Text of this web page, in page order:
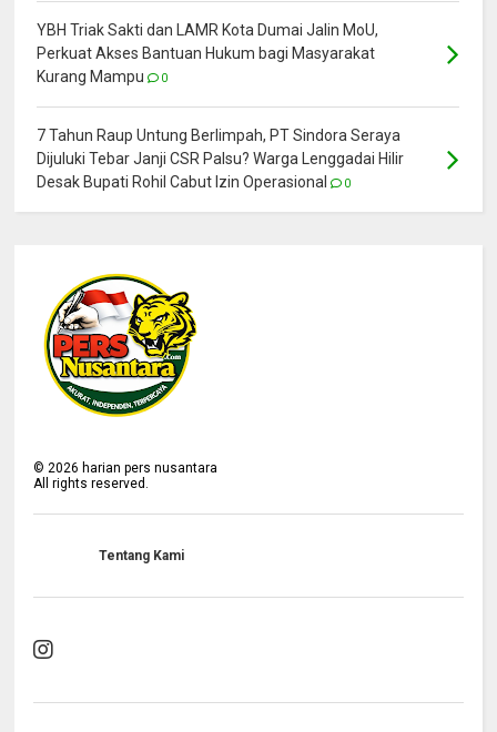
YBH Triak Sakti dan LAMR Kota Dumai Jalin MoU,
Perkuat Akses Bantuan Hukum bagi Masyarakat
Kurang Mampu
0
7 Tahun Raup Untung Berlimpah, PT Sindora Seraya
Dijuluki Tebar Janji CSR Palsu? Warga Lenggadai Hilir
Desak Bupati Rohil Cabut Izin Operasional
0
©2026 harian pers nusantara
All rights reserved.
Tentang Kami